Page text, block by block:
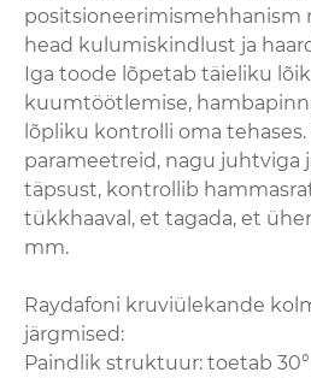
positsioneerimismehhanism
head kulumiskindlust ja
Iga toode lõpetab täieliku
kuumtöötlemise,
lõpliku kontrolli oma tehases.
parameetreid, nagu juhtviga
täpsust, kontrollib
tükkhaaval, et tagada, et
mm.
Raydafoni kruviülekande
järgmised:
Paindlik struktuur: toetab